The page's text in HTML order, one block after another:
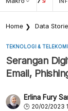
Home Data
TEKNOLOGI &
Serangan
Email,
Erlina Fury
20/02/2023